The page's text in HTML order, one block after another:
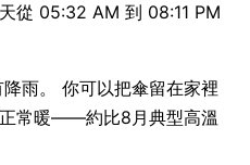
從 05:32 AM 到 08:11 PM
雨。 你可以把傘留在家裡
常暖——約比8月典型高溫